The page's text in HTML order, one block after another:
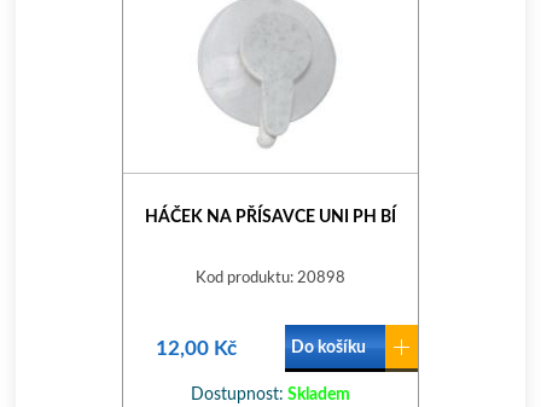
HÁČEK NA PŘÍSAVCE UNI PH BÍ
Kod produktu: 20898
12,00 Kč Do košíku
Dostupnost: Skladem